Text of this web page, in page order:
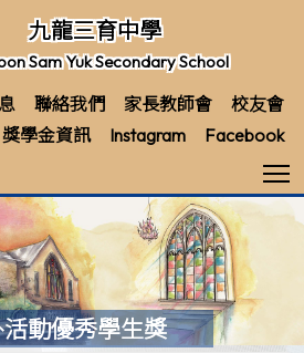
九龍三育中學
Sam Yuk Secondary School
聯絡我們 家長教師會
校友會
獎學金資訊
Instagram Facebook
動優秀學生獎